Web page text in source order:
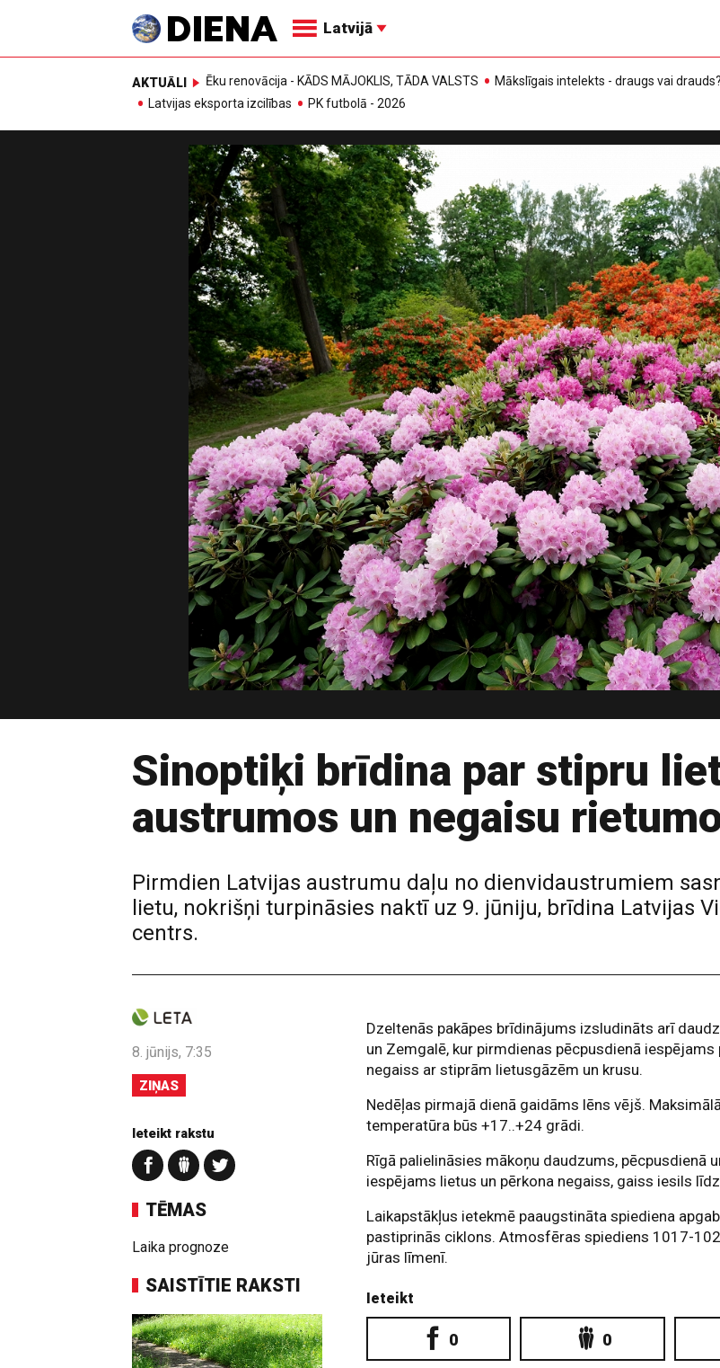
Latvijā
AKTUĀLI Ēku renovācija - KĀDS MĀJOKLIS, TĀDA VALSTS
Mākslīgais intelekts - draugs vai drauds?
Latvijas eksporta izcilības
PK futbolā - 2026
Sinoptiķi brīdina par stipru
austrumos un negaisu
Pirmdien Latvijas austrumu daļu no dienvidaustrumiem
lietu, nokrišņi turpināsies naktī uz 9. jūniju, brīdina Latvijas
centrs.
8. jūnijs, 7:35
ZIŅAS
Ieteikt rakstu
TĒMAS
Laika prognoze
SAISTĪTIE RAKSTI
Dzeltenās pakāpes brīdinājums izsludināts arī
un Zemgalē, kur pirmdienas pēcpusdienā iespējams
negaiss ar stiprām lietusgāzēm un krusu.
Nedēļas pirmajā dienā gaidāms lēns vējš.
temperatūra būs +17..+24 grādi.
Rīgā palielināsies mākoņu daudzums, pēcpusdienā
iespējams lietus un pērkona negaiss, gaiss iesils
Laikapstākļus ietekmē paaugstināta spiediena
pastiprinās ciklons. Atmosfēras spiediens 1017-
jūras līmenī.
Ieteikt
0 0